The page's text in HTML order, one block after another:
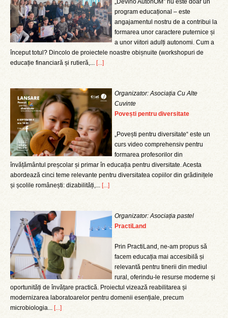
„Devino AutonOM” nu este doar un
program educațional – este
angajamentul nostru de a contribui la
formarea unor caractere puternice și
a unor viitori adulți autonomi. Cum a
început totul? Dincolo de proiectele noastre obișnuite (workshopuri de
educație financiară și rutieră,... [...]
Organizator: Asociația Cu Alte
Cuvinte
Povești pentru diversitate
„Povești pentru diversitate“ este un
curs video comprehensiv pentru
formarea profesorilor din
învățământul preșcolar și primar în educația pentru diversitate. Acesta
abordează cinci teme relevante pentru diversitatea copiilor din grădinițele
și școlile românești: dizabilități,... [...]
Organizator: Asociația pastel
PractiLand
Prin PractiLand, ne-am propus să
facem educația mai accesibilă și
relevantă pentru tinerii din mediul
rural, oferindu-le resurse moderne și
oportunități de învățare practică. Proiectul vizează reabilitarea și
modernizarea laboratoarelor pentru domenii esențiale, precum
microbiologia... [...]